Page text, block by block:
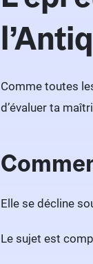
Comme toutes
d’évaluer ta
Elle se décline
Le sujet est